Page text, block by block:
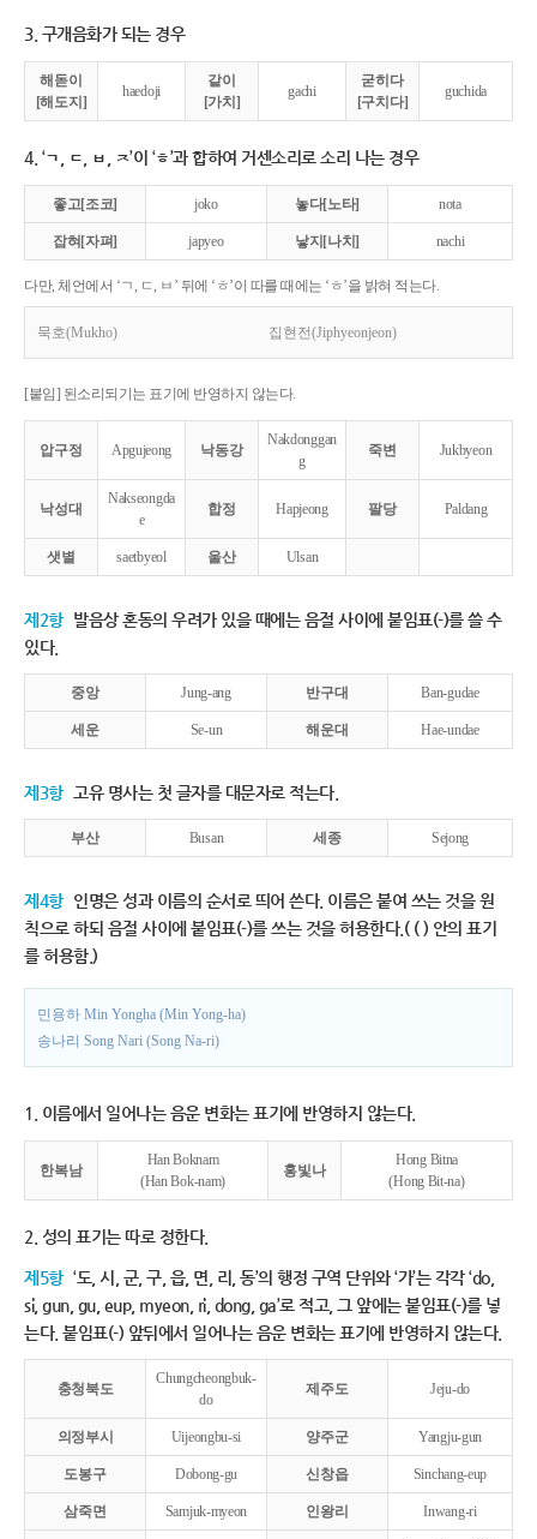
3. 구개음화가 되는 경우
해돋이
[해도지]
haedoji
같이
[가치]
gachi
굳히다
[구치다]
guchida
4. ‘ㄱ, ㄷ, ㅂ, ㅈ’이 ‘ㅎ’과 합하여 거센소리로 소리 나는 경우
좋고[조코] joko 놓다[노타] nota
잡혀[자펴] japyeo 낳지[나치] nachi
다만, 체언에서 ‘ㄱ, ㄷ, ㅂ’ 뒤에 ‘ㅎ’이 따를 때에는 ‘ㅎ’을 밝혀 적는다.
묵호(Mukho) 집현전(Jiphyeonjeon)
[붙임] 된소리되기는 표기에 반영하지 않는다.
압구정 Apgujeong 낙동강
Nakdonggan
g
죽변 Jukbyeon
낙성대
Nakseongda
e
합정 Hapjeong 팔당 Paldang
샛별 saetbyeol 울산 Ulsan
제2항 발음상 혼동의 우려가 있을 때에는 음절 사이에 붙임표(-)를 쓸 수
있다.
중앙 Jung-ang 반구대 Ban-gudae
세운 Se-un 해운대 Hae-undae
제3항 고유 명사는 첫 글자를 대문자로 적는다.
부산 Busan 세종 Sejong
제4항 인명은 성과 이름의 순서로 띄어 쓴다. 이름은 붙여 쓰는 것을 원
칙으로 하되 음절 사이에 붙임표(-)를 쓰는 것을 허용한다.( ( ) 안의 표기
를 허용함.)
민용하 Min Yongha (Min Yong-ha)
송나리 Song Nari (Song Na-ri)
1. 이름에서 일어나는 음운 변화는 표기에 반영하지 않는다.
한복남
Han Boknam
(Han Bok-nam)
홍빛나
Hong Bitna
(Hong Bit-na)
2. 성의 표기는 따로 정한다.
제5항 ‘도, 시, 군, 구, 읍, 면, 리, 동’의 행정 구역 단위와 ‘가’는 각각 ‘do,
si, gun, gu, eup, myeon, ri, dong, ga’로 적고, 그 앞에는 붙임표(-)를 넣
는다. 붙임표(-) 앞뒤에서 일어나는 음운 변화는 표기에 반영하지 않는다.
충청북도
Chungcheongbuk-
do
제주도 Jeju-do
의정부시 Uijeongbu-si 양주군 Yangju-gun
도봉구 Dobong-gu 신창읍 Sinchang-eup
삼죽면 Samjuk-myeon 인왕리 Inwang-ri